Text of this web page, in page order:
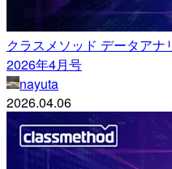
クラスメソッド データア
2026年4月号
nayuta
2026.04.06